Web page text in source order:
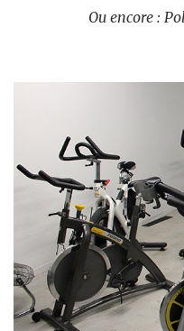
Ou encore :